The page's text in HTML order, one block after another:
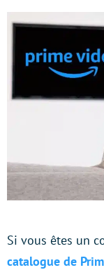
Si vous êtes un
catalogue de